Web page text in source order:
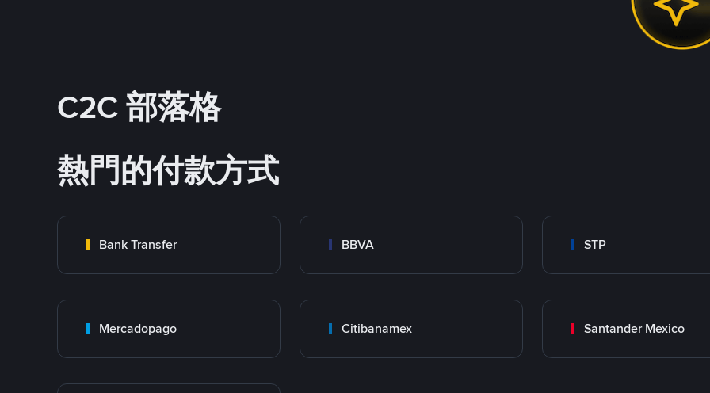
C2C 部落格
熱門的付款方式
Bank Transfer BBVA STP
Mercadopago Citibanamex Santander Mexico